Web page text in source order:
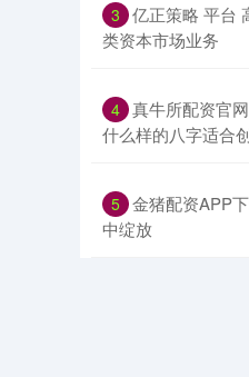
3 亿正策略 平台
类资本市场业务
4 真牛所配资官
什么样的八字适合
5 金猪配资APP
中绽放